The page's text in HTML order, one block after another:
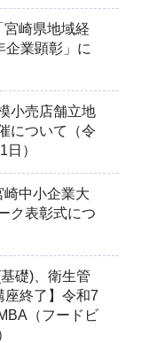
崎県地域経
企業顕彰」に
小売店舗立地
について（令
）
中小企業大
ク表彰式につ
基礎)、衛生管
座終了】令和7
（フードビ